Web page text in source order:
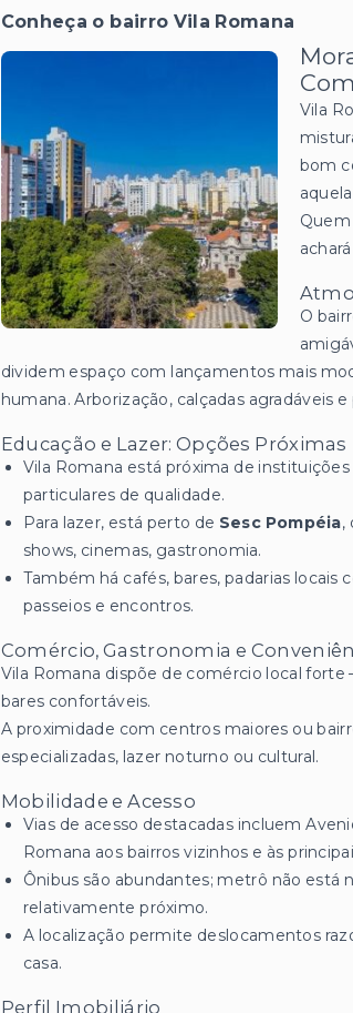
Conheça o bairro Vila Romana
Vila
bom
Quem
O
dividem espaço com lançamentos mais
humana. Arborização, calçadas agradáveis
Educação e Lazer: Opções Próximas
Vila Romana está próxima de
particulares de qualidade.
Para lazer, está perto de Sesc Pompéia,
shows, cinemas, gastronomia.
Também há cafés, bares, padarias locais
passeios e encontros.
Comércio, Gastronomia e
Vila Romana dispõe de comércio local
bares confortáveis.
A proximidade com centros maiores ou
especializadas, lazer noturno ou cultural.
Mobilidade e Acesso
Vias de acesso destacadas incluem
Romana aos bairros vizinhos e às
Ônibus são abundantes; metrô não está
relativamente próximo.
A localização permite deslocamentos
casa.
Perfil Imobiliário